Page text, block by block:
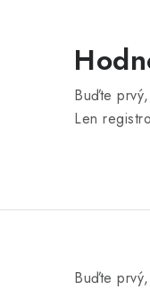
Buďte
Len
Buďte